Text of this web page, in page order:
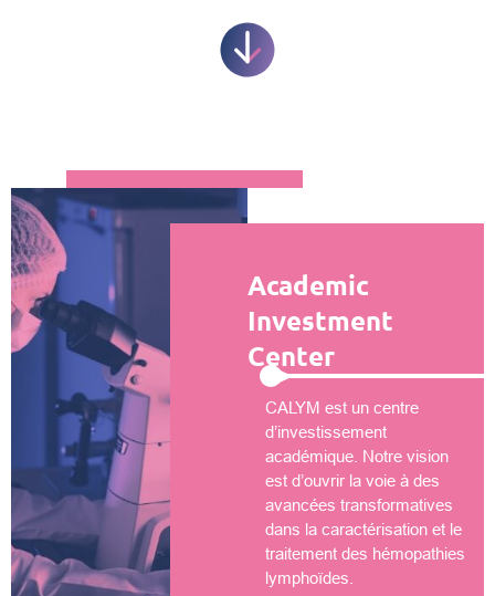
Academic
Investment
Center
CALYM est un centre
d’investissement
académique. Notre vision
est d’ouvrir la voie à des
avancées transformatives
dans la caractérisation et le
traitement des hémopathies
lymphoïdes.